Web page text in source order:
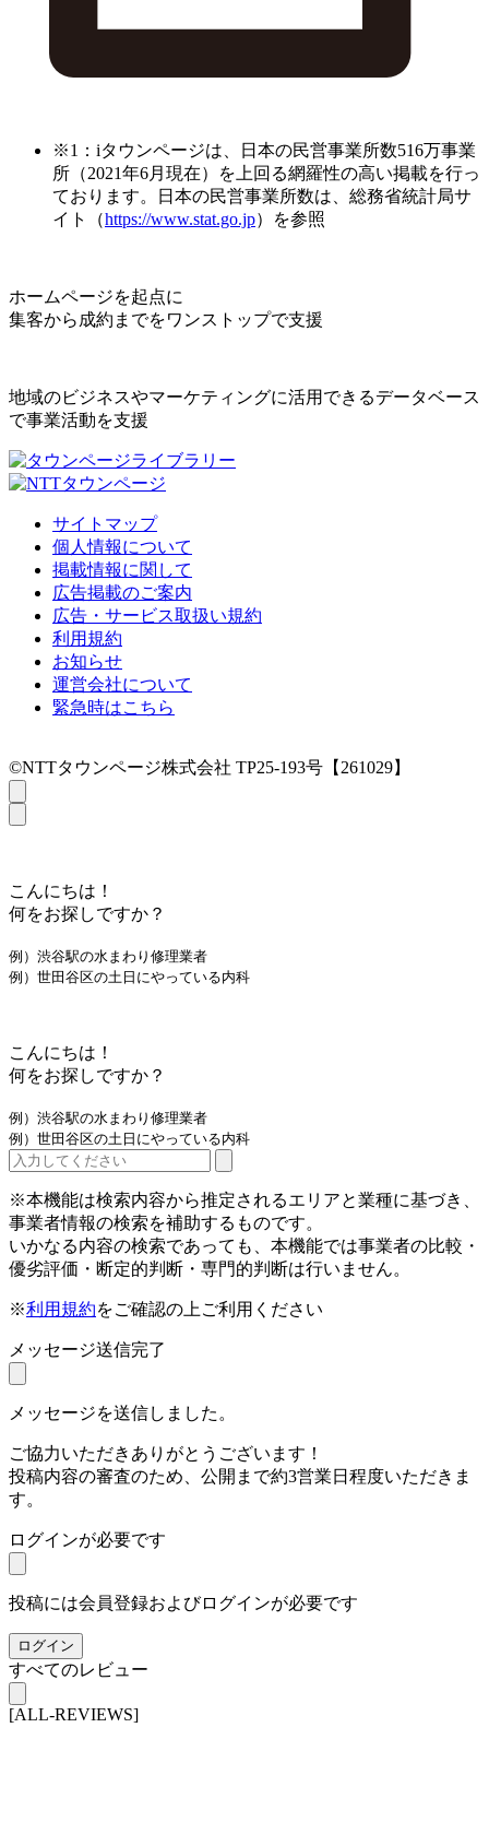
※1：iタウンページは、日本の民営事業所数516万事業
所（2021年6月現在）を上回る網羅性の高い掲載を行っ
ております。日本の民営事業所数は、総務省統計局サ
イト（https://www.stat.go.jp）を参照
ホームページを起点に
集客から成約までをワンストップで支援
地域のビジネスやマーケティングに活用できるデータベース
で事業活動を支援
サイトマップ
個人情報について
掲載情報に関して
広告掲載のご案内
広告・サービス取扱い規約
利用規約
お知らせ
運営会社について
緊急時はこちら
©NTTタウンページ株式会社 TP25-193号【261029】
こんにちは！
何をお探しですか？
例）渋谷駅の水まわり修理業者
例）世田谷区の土日にやっている内科
こんにちは！
何をお探しですか？
例）渋谷駅の水まわり修理業者
例）世田谷区の土日にやっている内科
※本機能は検索内容から推定されるエリアと業種に基づき、
事業者情報の検索を補助するものです。
いかなる内容の検索であっても、本機能では事業者の比較・
優劣評価・断定的判断・専門的判断は行いません。
※利用規約をご確認の上ご利用ください
メッセージ送信完了
メッセージを送信しました。
ご協力いただきありがとうございます！
投稿内容の審査のため、公開まで約3営業日程度いただきま
す。
ログインが必要です
投稿には会員登録およびログインが必要です
ログイン
すべてのレビュー
[ALL-REVIEWS]